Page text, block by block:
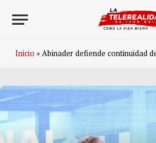
Inicio »Abinader defiende continuidad de «La Semanal con la